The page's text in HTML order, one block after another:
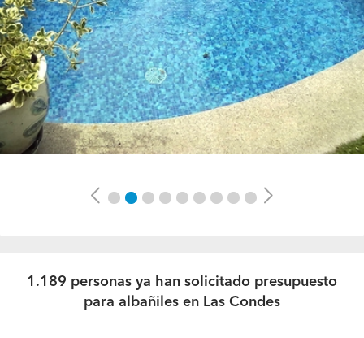
Previous Next
1.189 personas ya han solicitado presupuesto
para albañiles en Las Condes